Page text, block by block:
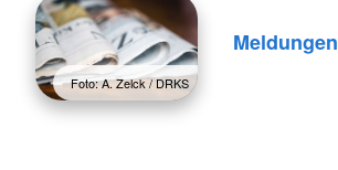
Foto: A. Zelck / DRKS
Meldungen